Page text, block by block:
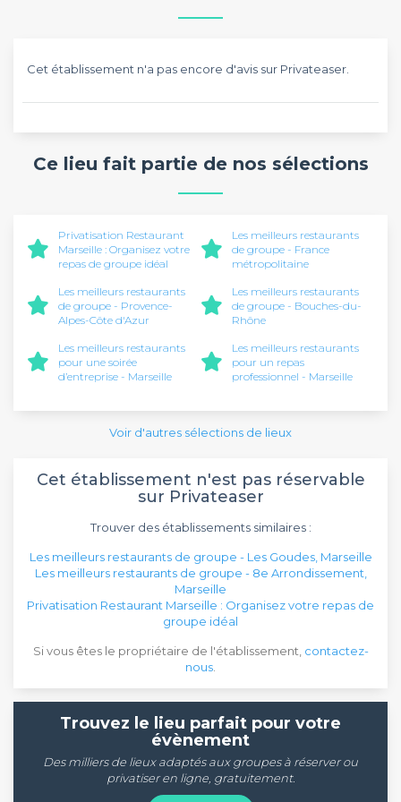
Cet établissement n'a pas encore d'avis sur Privateaser.
Ce lieu fait partie de nos sélections
Privatisation Restaurant
Marseille : Organisez votre
repas de groupe idéal
Les meilleurs restaurants
de groupe - France
métropolitaine
Les meilleurs restaurants
de groupe - Provence-
Alpes-Côte d'Azur
Les meilleurs restaurants
de groupe - Bouches-du-
Rhône
Les meilleurs restaurants
pour une soirée
d’entreprise - Marseille
Les meilleurs restaurants
pour un repas
professionnel - Marseille
Voir d'autres sélections de lieux
Cet établissement n'est pas réservable
sur Privateaser
Trouver des établissements similaires :
Les meilleurs restaurants de groupe - Les Goudes, Marseille
Les meilleurs restaurants de groupe - 8e Arrondissement,
Marseille
Privatisation Restaurant Marseille : Organisez votre repas de
groupe idéal
Si vous êtes le propriétaire de l'établissement, contactez-
nous
Trouvez le lieu parfait pour votre
évènement
Des milliers de lieux adaptés aux groupes à réserver ou
privatiser en ligne, gratuitement.